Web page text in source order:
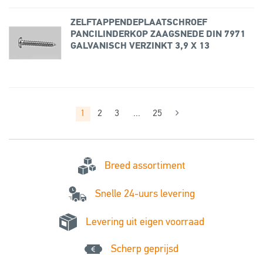
ZELFTAPPENDEPLAATSCHROEF
PANCILINDERKOP ZAAGSNEDE DIN 7971
GALVANISCH VERZINKT 3,9 X 13
1 2 3 ... 25
Breed assortiment
Snelle 24-uurs levering
Levering uit eigen voorraad
Scherp geprijsd